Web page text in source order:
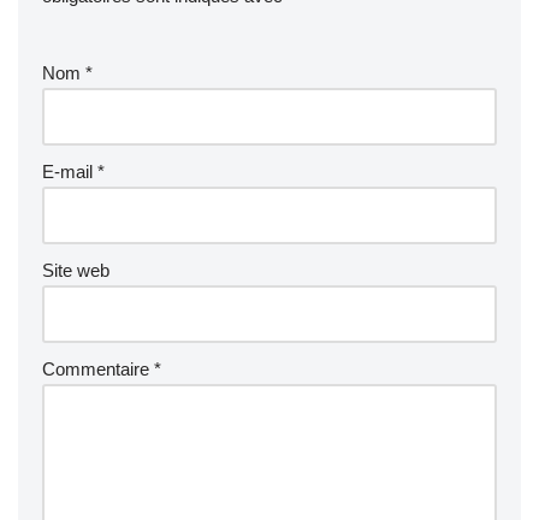
Nom *
E-mail *
Site web
Commentaire *